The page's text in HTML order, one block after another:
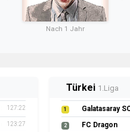
Nach 1 Jahr
127:22
123:27
Türkei 1.Liga
1 Galatasaray
2 FC Dragon